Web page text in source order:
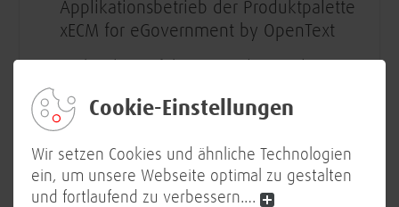
Cookie-Einstellungen
Wir setzen Cookies und ähnliche Technologien
ein, um unsere Webseite optimal zu gestalten
und fortlaufend zu verbessern.…
Applikationsbetrieb der Produktpalette
xECM for eGovernment by OpenText
Konzeptionierung und Umsetzung von
Projekten in Verbindung mit
Scantechnologie mit der
Produktfamilie xECM by OpenText